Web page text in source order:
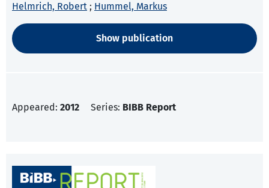
Helmrich, Robert ; Hummel, Markus
Show publication
Appeared: 2012 Series: BIBB Report